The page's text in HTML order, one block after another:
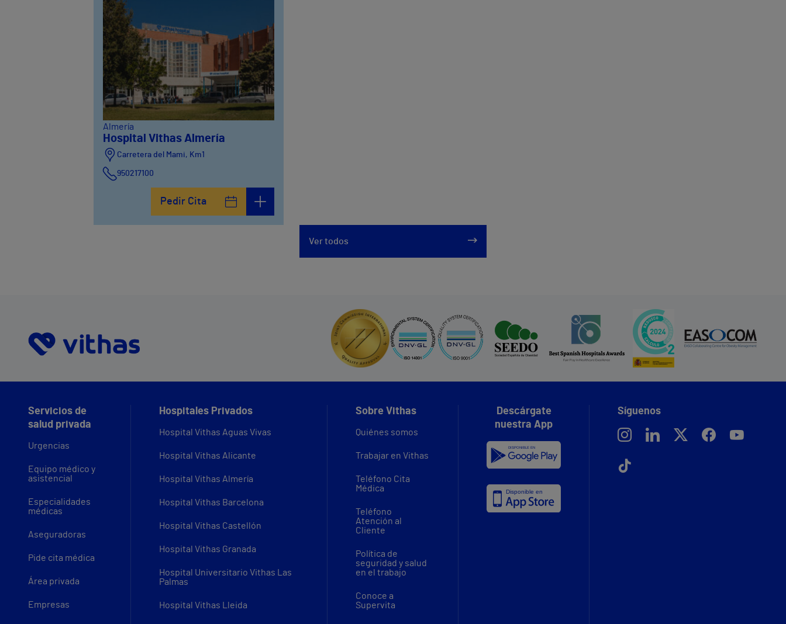
Almería
Hospital Vithas Almería
Carretera del Mami, Km1
950217100
Pedir Cita
Ver todos
Servicios de
salud privada
Urgencias
Equipo médico y
asistencial
Especialidades
médicas
Aseguradoras
Pide cita médica
Área privada
Empresas
Hospitales Privados
Hospital Vithas Aguas Vivas
Hospital Vithas Alicante
Hospital Vithas Almería
Hospital Vithas Barcelona
Hospital Vithas Castellón
Hospital Vithas Granada
Hospital Universitario Vithas Las
Palmas
Hospital Vithas Lleida
Sobre Vithas
Quiénes somos
Trabajar en Vithas
Teléfono Cita
Médica
Teléfono
Atención al
Cliente
Política de
seguridad y salud
en el trabajo
Conoce a
Supervita
Descárgate
nuestra App
Síguenos